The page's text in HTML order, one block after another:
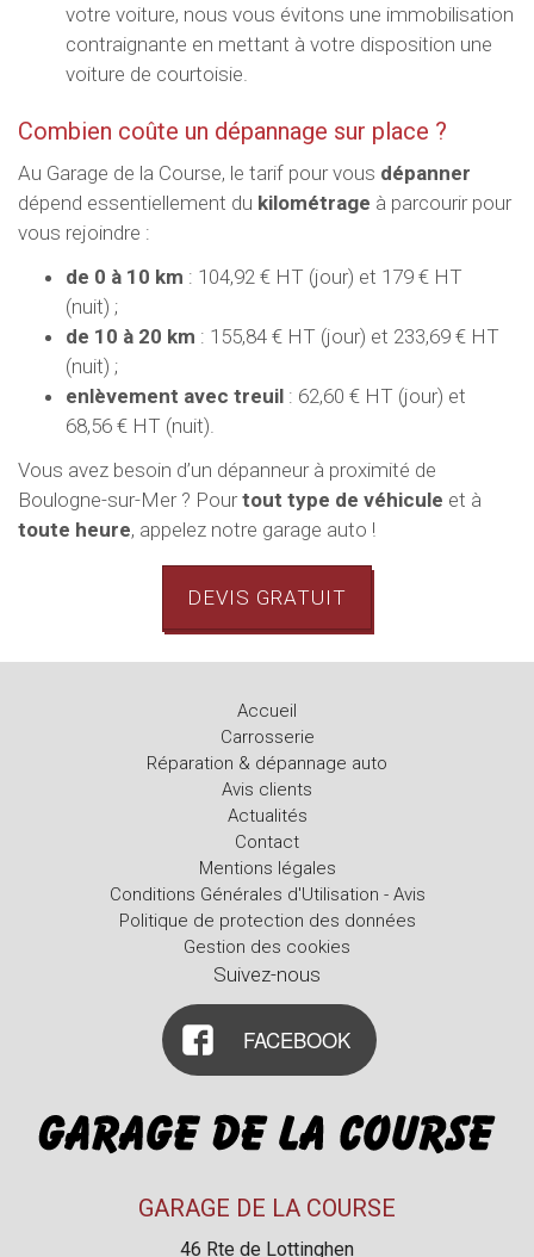
votre voiture, nous vous évitons une immobilisation
contraignante en mettant à votre disposition une
voiture de courtoisie.
Combien coûte un dépannage sur place ?
Au Garage de la Course, le tarif pour vous dépanner
dépend essentiellement du kilométrage à parcourir pour
vous rejoindre :
de 0 à 10 km : 104,92 € HT (jour) et 179 € HT
(nuit) ;
de 10 à 20 km : 155,84 € HT (jour) et 233,69 € HT
(nuit) ;
enlèvement avec treuil : 62,60 € HT (jour) et
68,56 € HT (nuit).
Vous avez besoin d’un dépanneur à proximité de
Boulogne-sur-Mer ? Pourtout type de véhicule et à
toute heure, appelez notre garage auto !
DEVIS GRATUIT
Accueil
Carrosserie
Réparation & dépannage auto
Avis clients
Actualités
Contact
Mentions légales
Conditions Générales d'Utilisation - Avis
Politique de protection des données
Gestion des cookies
Suivez-nous
FACEBOOK
GARAGE DE LA COURSE
46 Rte de Lottinghen